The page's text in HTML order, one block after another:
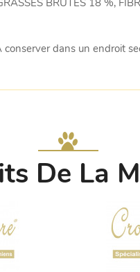
dans un endroit
De La